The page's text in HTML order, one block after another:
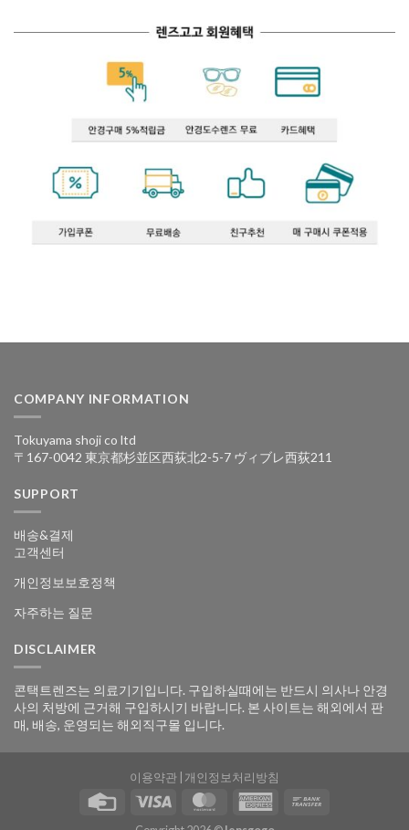
COMPANY INFORMATION
Tokuyama shoji co ltd
〒167-0042 東京都杉並区西荻北2-5-7 ヴィブレ西荻211
SUPPORT
배송&결제
고객센터
개인정보보호정책
자주하는 질문
DISCLAIMER
콘택트렌즈는 의료기기입니다. 구입하실때에는 반드시 의사나 안경
사의 처방에 근거해 구입하시기 바랍니다. 본 사이트는 해외에서 판
매, 배송, 운영되는 해외직구몰 입니다.
이용약관 개인정보처리방침